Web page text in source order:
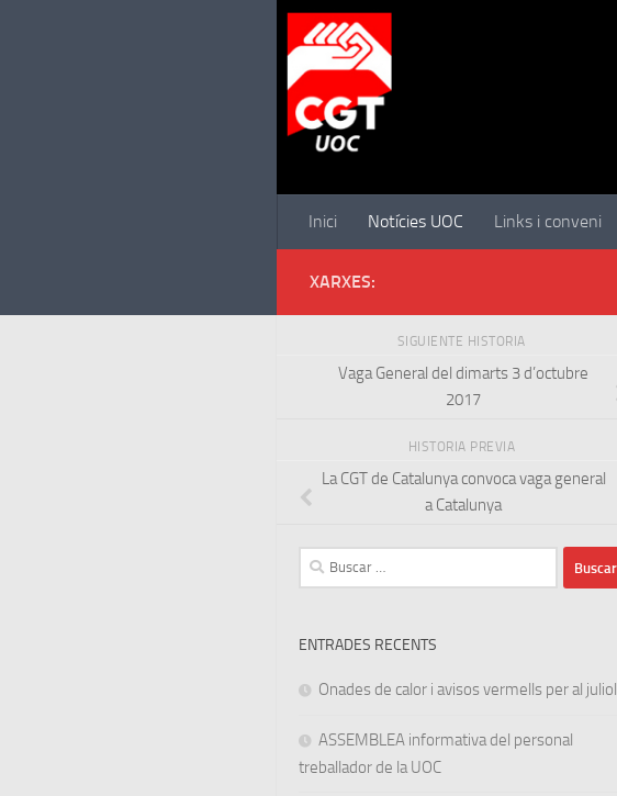
Inici Notícies UOC Links i conveni
XARXES:
SIGUIENTE HISTORIA
Vaga General del dimarts 3 d’octubre
2017
HISTORIA PREVIA
La CGT de Catalunya convoca vaga general
a Catalunya
Buscar:
ENTRADES RECENTS
Onades de calor i avisos vermells per al juliol
ASSEMBLEA informativa del personal
treballador de la UOC